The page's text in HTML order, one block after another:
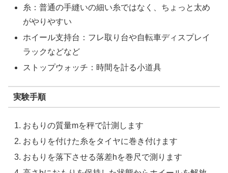
糸：普通の手縫いの細い糸ではなく、ちょっと太め
がやりやすい
ホイール支持台：フレ取り台や自転車ディスプレイ
ラックなどなど
ストップウォッチ：時間を計る小道具
実験手順
おもりの質量mを秤で計測します
おもりを付けた糸をタイヤに巻き付けます
おもりを落下させる落差hを巻尺で測ります